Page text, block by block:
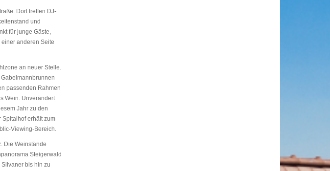
Dort treffen DJ-
und
für junge Gäste,
anderen Seite
an neuer Stelle.
passenden Rahmen
Wein. Unverändert
Jahr zu den
Spitalhof erhält zum
Viewing-Bereich.
Die Weinstände
Steigerwald
bis hin zu